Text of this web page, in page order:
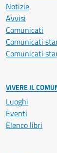
Notizie
Avvisi
Comunicati
Comunicati
Comunicati
VIVERE IL
Luoghi
Eventi
Elenco libri